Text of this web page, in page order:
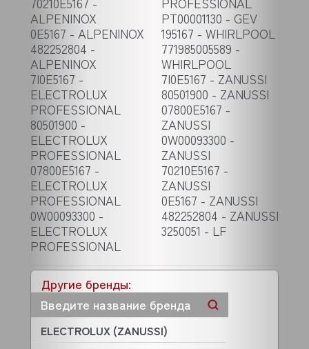
Другие бренды:
ELECTROLUX (ZANUSSI)
ALPENINOX
0E5167 - ALPENINOX
482252804 -
ALPENINOX
7I0E5167 -
ELECTROLUX
PROFESSIONAL
80501900 -
ELECTROLUX
PROFESSIONAL
07800E5167 -
ELECTROLUX
PROFESSIONAL
0W00093300 -
ELECTROLUX
PROFESSIONAL
PT00001130 - GEV
195167 - WHIRLPOOL
771985005589 -
WHIRLPOOL
7I0E5167 - ZANUSSI
80501900 - ZANUSSI
07800E5167 -
ZANUSSI
0W00093300 -
ZANUSSI
70210E5167 -
ZANUSSI
0E5167 - ZANUSSI
482252804 - ZANUSSI
3250051 - LF